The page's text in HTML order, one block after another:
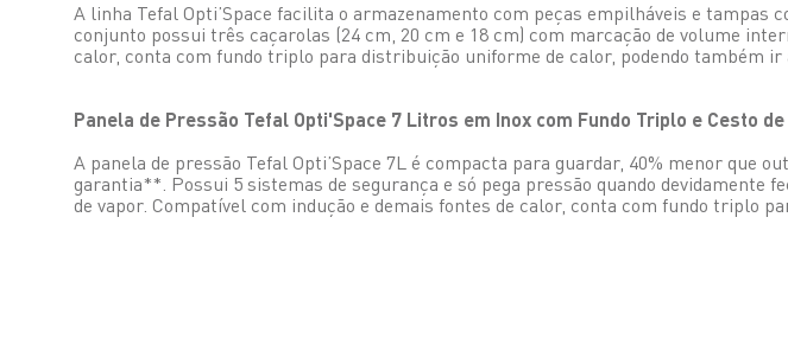
A linha Tefal Opti’Space facilita o armazenamento com peças empilháveis e
conjunto possui três caçarolas (24 cm, 20 cm e 18 cm) com marcação de volume
calor, conta com fundo triplo para distribuição uniforme de calor, podendo também
Panela de Pressão Tefal Opti'Space 7 Litros em Inox com Fundo Triplo e Cesto de
A panela de pressão Tefal Opti’Space 7L é compacta para guardar, 40% menor que
garantia**. Possui 5 sistemas de segurança e só pega pressão quando devidamente
de vapor. Compatível com indução e demais fontes de calor, conta com fundo triplo